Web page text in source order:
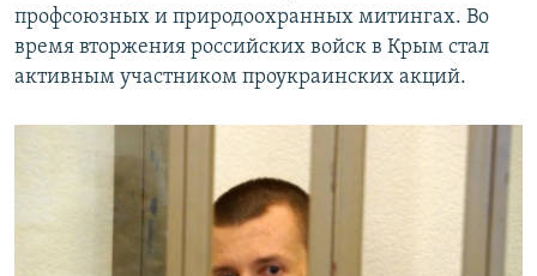
профсоюзных и природоохранных митингах. Во
время вторжения российских войск в Крым стал
активным участником проукраинских акций.